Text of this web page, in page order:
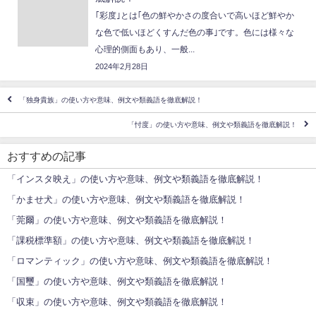
｢彩度｣とは｢色の鮮やかさの度合いで高いほど鮮やか
な色で低いほどくすんだ色の事｣です。色には様々な
心理的側面もあり、一般...
2024年2月28日
「独身貴族」の使い方や意味、例文や類義語を徹底解説！
「忖度」の使い方や意味、例文や類義語を徹底解説！
おすすめの記事
「インスタ映え」の使い方や意味、例文や類義語を徹底解説！
「かませ犬」の使い方や意味、例文や類義語を徹底解説！
「莞爾」の使い方や意味、例文や類義語を徹底解説！
「課税標準額」の使い方や意味、例文や類義語を徹底解説！
「ロマンティック」の使い方や意味、例文や類義語を徹底解説！
「国璽」の使い方や意味、例文や類義語を徹底解説！
「収束」の使い方や意味、例文や類義語を徹底解説！